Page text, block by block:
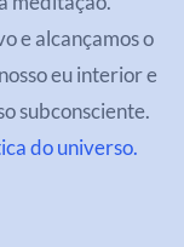
e alcançamos o
eu interior e
subconsciente.
do universo.